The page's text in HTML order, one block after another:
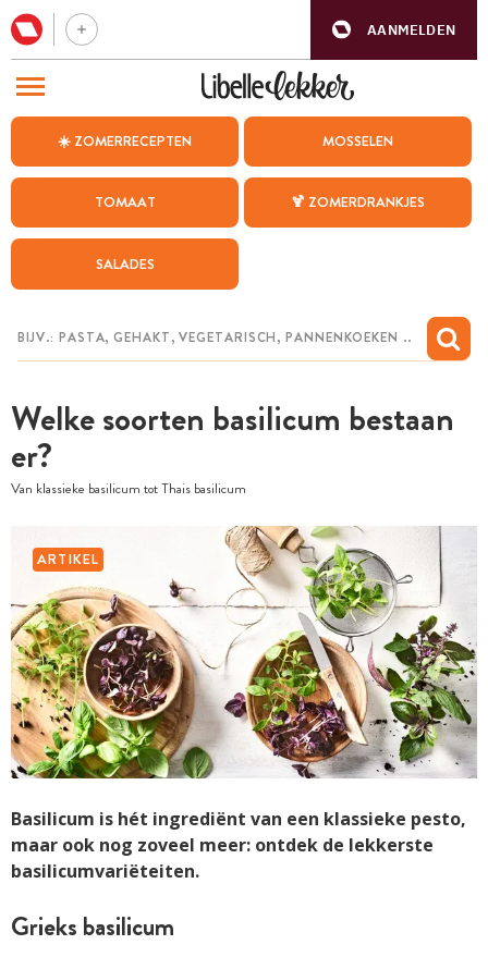
AANMELDEN
☀️ ZOMERRECEPTEN MOSSELEN
TOMAAT 🍹 ZOMERDRANKJES
SALADES
Welke soorten basilicum bestaan
er?
Van klassieke basilicum tot Thais basilicum
ARTIKEL
Basilicum is hét ingrediënt van een klassieke pesto,
maar ook nog zoveel meer: ontdek de lekkerste
basilicumvariëteiten.
Grieks basilicum
BEZOEK ONZE ANDERE WEBSITES
WEEKMENU
CHAT MET MAIA
MIJN BEWAARDE RECEPTEN